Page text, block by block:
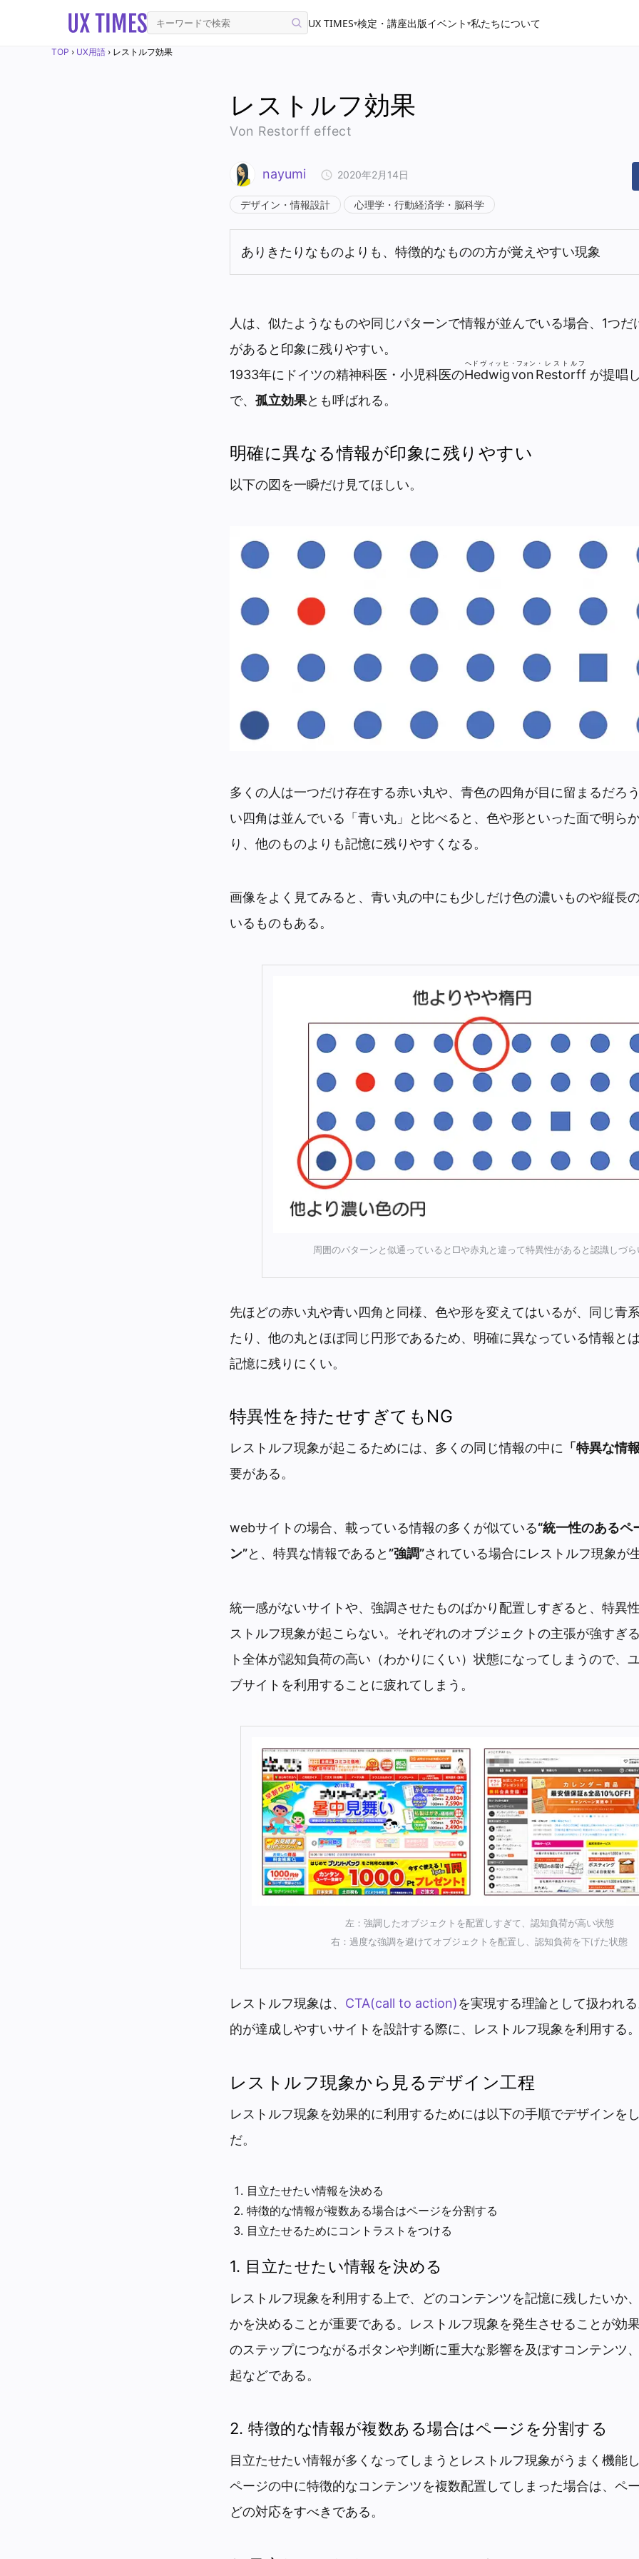
UX TIMES▾検定・講座出版イベント ▾私たちについて
TOP › UX用語 › レストルフ効果
レストルフ効果
Von Restorff effect
nayumi 2020年2月14日
デザイン・情報設計 心理学・行動経済学・脳科学
ありきたりなものよりも、特徴的なものの方が覚えやすい現象
人は、似たようなものや同じパターンで情報が並んでいる場合、1つだ
があると印象に残りやすい。
1933年にドイツの精神科医・小児科医のHedwig
ヘドヴィッヒ
von
・フォン
Restorff
・レストルフ
が提唱
で、 孤立効果とも呼ばれる。
明確に異なる情報が印象に残りやすい
以下の図を一瞬だけ見てほしい。
多くの人は一つだけ存在する赤い丸や、青色の四角が目に留まるだろ
い四角は並んでいる「青い丸」と比べると、色や形といった面で明ら
り、他のものよりも記憶に残りやすくなる。
画像をよく見てみると、青い丸の中にも少しだけ色の濃いものや縦長
いるものもある。
周囲のパターンと似通っていると□や赤丸と違って特異性があると認識しづら
先ほどの赤い丸や青い四角と同様、色や形を変えてはいるが、同じ青
たり、他の丸とほぼ同じ円形であるため、明確に異なっている情報と
記憶に残りにくい。
特異性を持たせすぎてもNG
レストルフ現象が起こるためには、多くの同じ情報の中に 「特異な情
要がある。
webサイトの場合、載っている情報の多くが似ている“統一性のあるペ
ン”と、特異な情報であると”強調”されている場合にレストルフ現象が
統一感がないサイトや、強調させたものばかり配置しすぎると、特異
ストルフ現象が起こらない。それぞれのオブジェクトの主張が強すぎ
ト全体が認知負荷の高い（わかりにくい）状態になってしまうので、
ブサイトを利用することに疲れてしまう。
左：強調したオブジェクトを配置しすぎて、認知負荷が高い状態
右：過度な強調を避けてオブジェクトを配置し、認知負荷を下げた状態
レストルフ現象は、 CTA(call to action)を実現する理論として扱われ
的が達成しやすいサイトを設計する際に、レストルフ現象を利用する
レストルフ現象から見るデザイン工程
レストルフ現象を効果的に利用するためには以下の手順でデザインを
だ。
目立たせたい情報を決める
特徴的な情報が複数ある場合はページを分割する
目立たせるためにコントラストをつける
1. 目立たせたい情報を決める
レストルフ現象を利用する上で、どのコンテンツを記憶に残したいか
かを決めることが重要である。レストルフ現象を発生させることが効
のステップにつながるボタンや判断に重大な影響を及ぼすコンテンツ
起などである。
2. 特徴的な情報が複数ある場合はページを分割する
目立たせたい情報が多くなってしまうとレストルフ現象がうまく機能
ページの中に特徴的なコンテンツを複数配置してしまった場合は、ペ
どの対応をすべきである。